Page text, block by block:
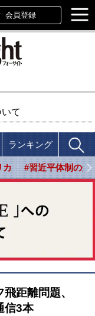
会員登録
て
ランキング
カ #習近平体制の光
距離問題、
3本